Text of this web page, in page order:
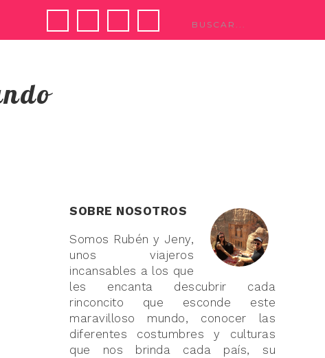
SOBRE NOSOTROS
Somos Rubén y Jeny,
unos viajeros
incansables a los que
les encanta descubrir cada
rinconcito que esconde este
maravilloso mundo, conocer las
diferentes costumbres y culturas
que nos brinda cada país, su